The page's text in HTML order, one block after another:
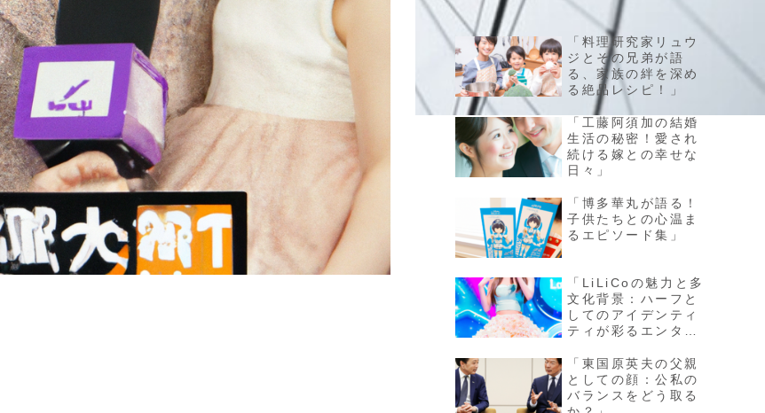
「料理研究家リュウ
ジとその兄弟が語
る、家族の絆を深め
る絶品レシピ！」
「工藤阿須加の結婚
生活の秘密！愛され
続ける嫁との幸せな
日々」
「博多華丸が語る！
子供たちとの心温ま
るエピソード集」
「LiLiCoの魅力と多
文化背景：ハーフと
してのアイデンティ
ティが彩るエンター
「東国原英夫の父親
としての顔：公私の
バランスをどう取る